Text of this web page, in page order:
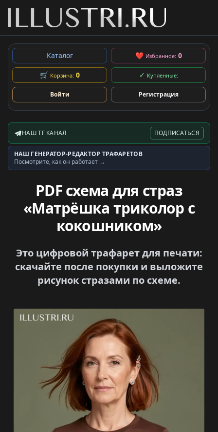
Каталог ❤ Избранное: 0
🛒 Корзина: 0 ✓ Купленные:
Войти Регистрация
Telegram-канал
НАШ ТГ КАНАЛ ПОДПИСАТЬСЯ
Генератор трафаретов
НАШ ГЕНЕРАТОР-РЕДАКТОР ТРАФАРЕТОВ
Посмотрите, как он работает →
PDF схема для страз
«Матрёшка триколор с
кокошником»
Это цифровой трафарет для печати:
скачайте после покупки и выложите
рисунок стразами по схеме.